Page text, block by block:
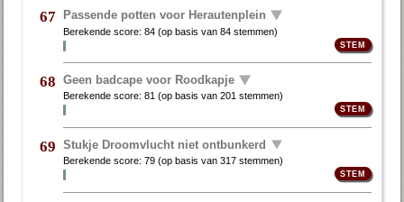
67 Passende potten voor Herautenplein
Berekende score:84 (op basis van84 stemmen)
68 Geen badcape voor Roodkapje
Berekende score:81 (op basis van201 stemmen)
69 Stukje Droomvlucht niet ontbunkerd
Berekende score:79 (op basis van317 stemmen)